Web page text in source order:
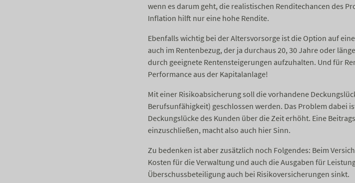
wenn es darum geht, die realistischen Renditechancen des
Inflation hilft nur eine hohe Rendite.
Ebenfalls wichtig bei der Altersvorsorge ist die Option auf
auch im Rentenbezug, der ja durchaus 20, 30 Jahre oder
durch geeignete Rentensteigerungen aufzuhalten. Und für
Performance aus der Kapitalanlage!
Mit einer Risikoabsicherung soll die vorhandene
Berufsunfähigkeit) geschlossen werden. Das Problem dabei
Deckungslücke des Kunden über die Zeit erhöht. Eine
einzuschließen, macht also auch hier Sinn.
Zu bedenken ist aber zusätzlich noch Folgendes: Beim
Kosten für die Verwaltung und auch die Ausgaben für
Überschussbeteiligung auch bei Risikoversicherungen sinkt.